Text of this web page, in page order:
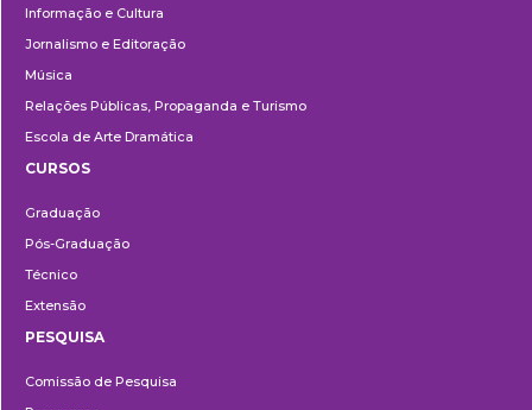
Informação e Cultura
Jornalismo e Editoração
Música
Relações Públicas, Propaganda e Turismo
Escola de Arte Dramática
CURSOS
Graduação
Pós-Graduação
Técnico
Extensão
PESQUISA
Comissão de Pesquisa